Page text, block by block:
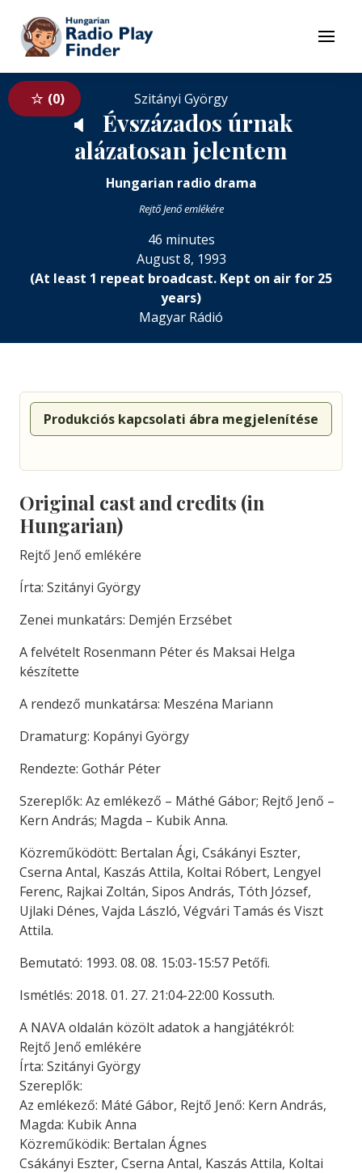
To contents
Menu
0 Szitányi György
🔈
Évszázados úrnak
alázatosan jelentem
Hungarian radio drama
Rejtő Jenő emlékére
46 minutes
August 8, 1993
(At least 1 repeat broadcast. Kept on air for 25
years)
Magyar Rádió
Produkciós kapcsolati ábra megjelenítése
Original cast and credits (in
Hungarian)
Rejtő Jenő emlékére
Írta: Szitányi György
Zenei munkatárs: Demjén Erzsébet
A felvételt Rosenmann Péter és Maksai Helga
készítette
A rendező munkatársa: Meszéna Mariann
Dramaturg: Kopányi György
Rendezte: Gothár Péter
Szereplők: Az emlékező – Máthé Gábor; Rejtő Jenő –
Kern András; Magda – Kubik Anna.
Közreműködött: Bertalan Ági, Csákányi Eszter,
Cserna Antal, Kaszás Attila, Koltai Róbert, Lengyel
Ferenc, Rajkai Zoltán, Sipos András, Tóth József,
Ujlaki Dénes, Vajda László, Végvári Tamás és Viszt
Attila.
Bemutató: 1993. 08. 08. 15:03-15:57 Petőfi.
Ismétlés: 2018. 01. 27. 21:04-22:00 Kossuth.
A NAVA oldalán közölt adatok a hangjátékról:
Rejtő Jenő emlékére
Írta: Szitányi György
Szereplők:
Az emlékező: Máté Gábor, Rejtő Jenő: Kern András,
Magda: Kubik Anna
Közreműködik: Bertalan Ágnes
Csákányi Eszter, Cserna Antal, Kaszás Attila, Koltai